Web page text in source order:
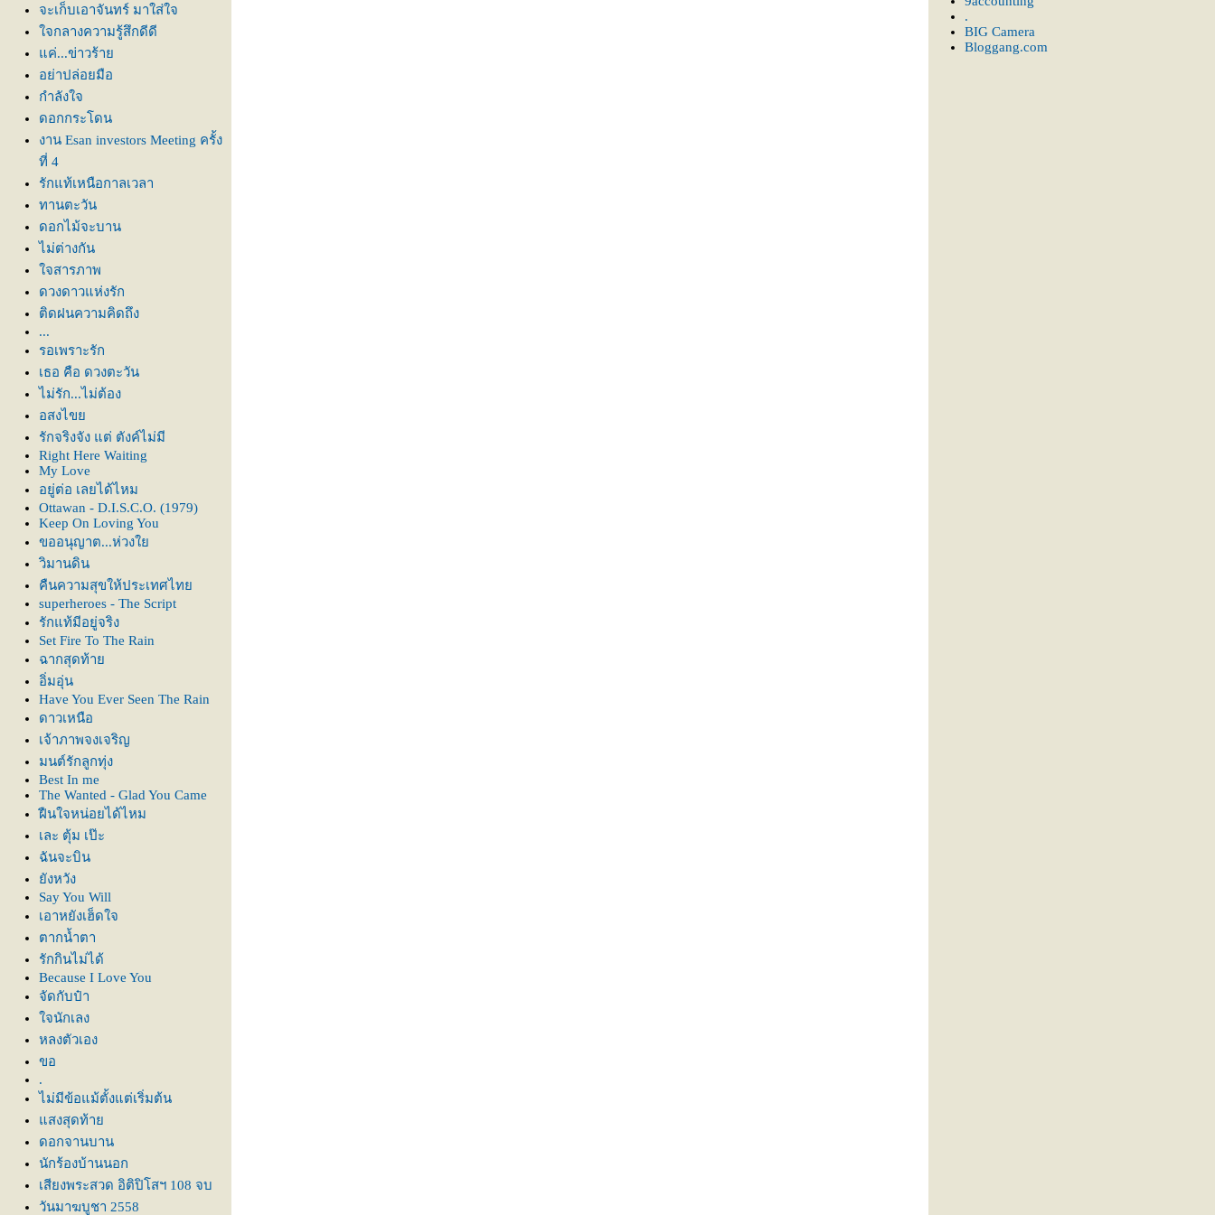
จะเก็บเอาจันทร์ มาใส่ใจ
จกลางความรู้สึกดีดี
ค่...ข่าวร้า
อย่าปล่อยมือ
กำลังใจ
ดอกกระโดน
งาน Esan investors Meeting ครั้ง
ที่ 4
รักแท้เหนือกาลเวลา
ทานตะวัน
ดอกไม้จะบาน
ไม่ต่างกัน
จสารภาพ
ดวงดาวแห่งรัก
ติดฝนความคิดถึง
...
รอเพราะรัก
เธอ คือ ดวงตะวัน
ไม่รัก...ไม่ต้อง
อสงไข
รักจริงจัง แต่ ตังค์ไม่มี
Right Here Waiting
My Love
อยู่ต่อ เลยได้ไหม
Ottawan - D.I.S.C.O. (1979)
Keep On Loving You
ขออนุญาต...ห่วง
วิมานดิน
คืนความสุขให้ประเทศไท
superheroes - The Script
รักแท้มีอยู่จริง
Set Fire To The Rain
ฉากสุดท้า
อิ่มอุ่น
Have You Ever Seen The Rain
ดาวเหนือ
เจ้าภาพจงเจริญ
มนต์รักลูกทุ่ง
Best In me
The Wanted - Glad You Came
ฝืนใจหน่อยได้ไหม
เละ ตุ้ม เป๊ะ
ฉันจะบิน
ังหวัง
Say You Will
เอาหยังเฮ็ดใจ
ตากน้ำตา
รักกินไม่ได้
Because I Love You
จัดกับป๋า
จนักเลง
หลงตัวเอง
ขอ
.
ไม่มีข้อแม้ตั้งแต่เริ่มต้น
สงสุดท้า
ดอกจานบาน
นักร้องบ้านนอก
เสียงพระสวด อิติปิโสฯ 108 จบ
วันมาฆบูชา 2558
.
BIG Camera
Bloggang.com